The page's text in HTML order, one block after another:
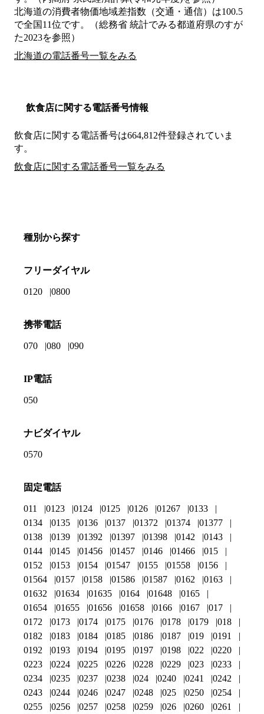
北海道の消費者物価地域差指数（交通・通信）は100.5
で全国11位です。（総務省 統計でみる都道府県のすが
た2023を参照）
北海道の電話番号一覧をみる
飲食店に関する電話番号情報
飲食店に関する電話番号は664,812件登録されていま
す。
飲食店に関する電話番号一覧をみる
種別から探す
フリーダイヤル
0120 0800
携帯電話
070 080 090
IP電話
050
ナビダイヤル
0570
固定電話
011 0123 0124 0125 0126 01267
0133
0134
0135 0136 0137 01372 01374
01377
0138
0139 01392 01397 01398 0142
0143
0144
0145 01456 01457 0146 01466
015
0152
0153 0154 01547 0155 01558
0156
01564
0157 0158 01586 01587 0162
0163
01632
01634 01635 0164 01648
0165
01654
01655 01656 01658 0166 0167
017
0172
0173 0174 0175 0176 0178 0179
018
0182
0183 0184 0185 0186 0187 019
0191
0192
0193 0194 0195 0197 0198 022
0220
0223
0224 0225 0226 0228 0229 023
0233
0234
0235 0237 0238 024 0240 0241
0242
0243
0244 0246 0247 0248 025 0250
0254
0255
0256 0257 0258 0259 026 0260 0261